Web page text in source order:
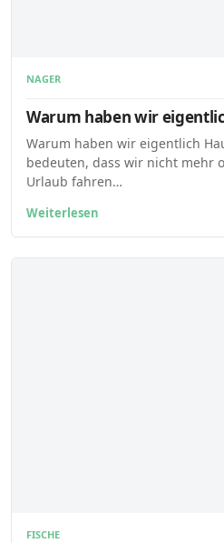
NAGER
Warum haben wir
Warum haben wir eigentlich
bedeuten, dass wir nicht mehr
Urlaub fahren…
Weiterlesen
FISCHE